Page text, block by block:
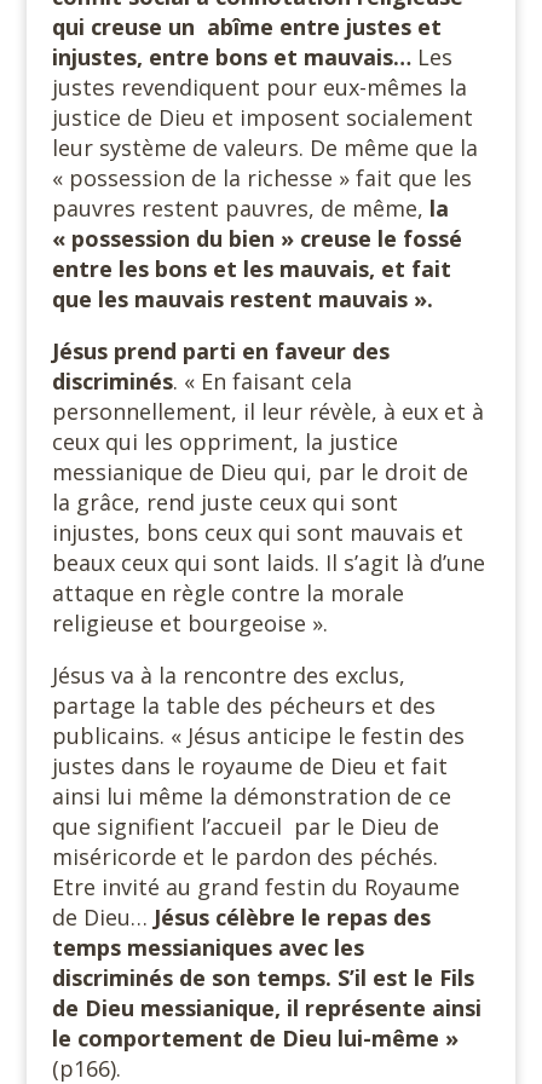
qui creuse un abîme entre justes et
injustes, entre bons et mauvais…Les
justes revendiquent pour eux-mêmes la
justice de Dieu et imposent socialement
leur système de valeurs. De même que la
« possession de la richesse » fait que les
pauvres restent pauvres, de même, la
« possession du bien » creuse le fossé
entre les bons et les mauvais, et fait
que les mauvais restent mauvais ».
Jésus prend parti en faveur des
discriminés. « En faisant cela
personnellement, il leur révèle, à eux et à
ceux qui les oppriment, la justice
messianique de Dieu qui, par le droit de
la grâce, rend juste ceux qui sont
injustes, bons ceux qui sont mauvais et
beaux ceux qui sont laids. Il s’agit là d’une
attaque en règle contre la morale
religieuse et bourgeoise ».
Jésus va à la rencontre des exclus,
partage la table des pécheurs et des
publicains. « Jésus anticipe le festin des
justes dans le royaume de Dieu et fait
ainsi lui même la démonstration de ce
que signifient l’accueil par le Dieu de
miséricorde et le pardon des péchés.
Etre invité au grand festin du Royaume
de Dieu… Jésus célèbre le repas des
temps messianiques avec les
discriminés de son temps. S’il est le Fils
de Dieu messianique, il représente ainsi
le comportement de Dieu lui-même »
(p166).